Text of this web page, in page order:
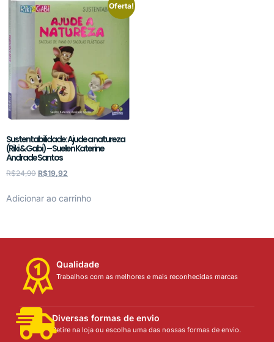
Oferta!
Sustentabilidade: Ajude a natureza
(Riki & Gabi) – Suelen Katerine
Andrade Santos
R$24,90 R$19,92
Adicionar ao carrinho
Qualidade
Trabalhos com as melhores e mais reconhecidas marcas
Diversas formas de envio
Retire na loja ou escolha uma das nossas formas de envio.